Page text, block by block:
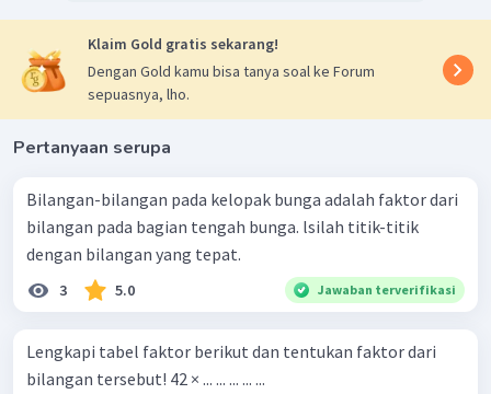
Klaim Gold gratis sekarang!
Dengan Gold kamu bisa tanya soal ke Forum
sepuasnya, lho.
Pertanyaan serupa
Bilangan-bilangan pada kelopak bunga adalah faktor dari
bilangan pada bagian tengah bunga. lsilah titik-titik
dengan bilangan yang tepat.
3 5.0 Jawaban terverifikasi
Lengkapi tabel faktor berikut dan tentukan faktor dari
bilangan tersebut! 42 × ... ... ... ... ...